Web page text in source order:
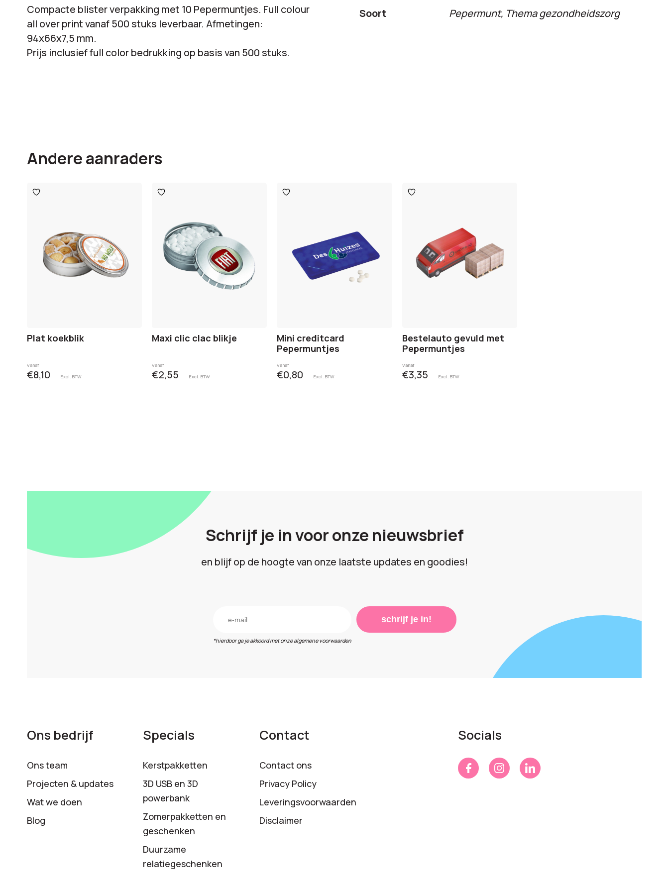
Compacte blister verpakking met 10 Pepermuntjes. Full colour
all over print vanaf 500 stuks leverbaar. Afmetingen:
94x66x7,5 mm.
Prijs inclusief full color bedrukking op basis van 500 stuks.
Soort Pepermunt, Thema gezondheidszorg
Andere aanraders
Toevoegen
aan
Plat koekblik
Vanaf
€8,10 Excl. BTW
Toevoegen
aan
Maxi clic clac blikje
Vanaf
€2,55 Excl. BTW
Toevoegen
aan
Mini creditcard
Pepermuntjes
Vanaf
€0,80 Excl. BTW
Toevoegen
aan
Bestelauto gevuld met
Pepermuntjes
Vanaf
€3,35 Excl. BTW
Schrijf je in voor onze nieuwsbrief
en blijf op de hoogte van onze laatste updates en goodies!
*hierdoor ga je akkoord met onze algemene voorwaarden
schrijf je in!
Ons bedrijf
Ons team
Projecten & updates
Wat we doen
Blog
Specials
Kerstpakketten
3D USB en 3D
powerbank
Zomerpakketten en
geschenken
Duurzame
relatiegeschenken
Contact
Contact ons
Privacy Policy
Leveringsvoorwaarden
Disclaimer
Socials